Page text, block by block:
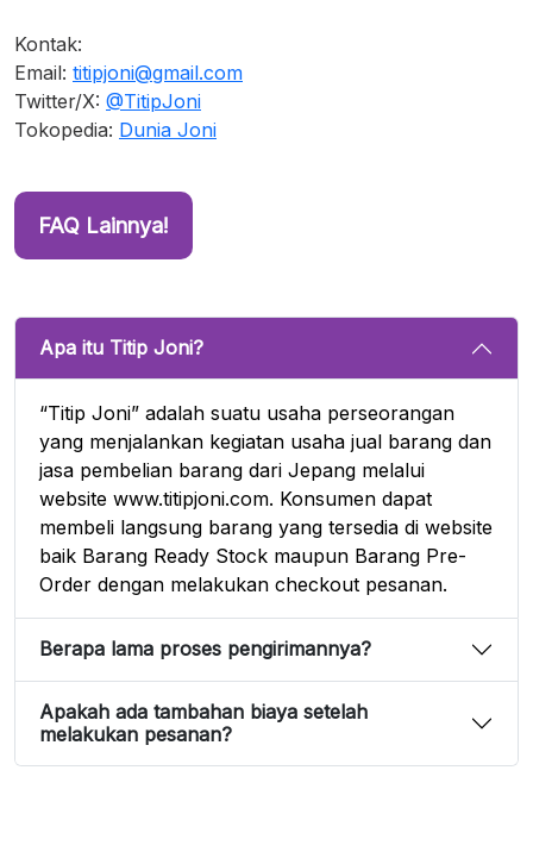
Kontak:
Email: titipjoni@gmail.com
Twitter/X: @TitipJoni
Tokopedia: Dunia Joni
FAQ Lainnya!
Apa itu Titip Joni?
“Titip Joni” adalah suatu usaha perseorangan
yang menjalankan kegiatan usaha jual barang dan
jasa pembelian barang dari Jepang melalui
website www.titipjoni.com. Konsumen dapat
membeli langsung barang yang tersedia di website
baik Barang Ready Stock maupun Barang Pre-
Order dengan melakukan checkout pesanan.
Berapa lama proses pengirimannya?
Apakah ada tambahan biaya setelah
melakukan pesanan?